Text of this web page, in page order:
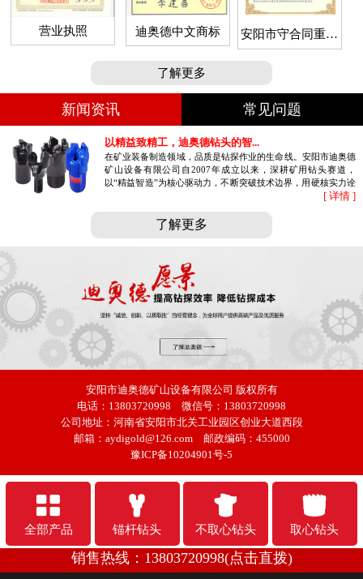
营业执照 迪奥德中文商标
安阳市守合同重信
用企业
了解更多
新闻资讯 常见问题
以精益致精工，迪奥德钻头的智...
在矿业装备制造领域，品质是钻探作业的生命线。安阳市迪奥德
矿山设备有限公司自2007年成立以来，深耕矿用钻头赛道，
以“精益智造”为核心驱动力，不断突破技术边界，用硬核实力诠
[ 详情 ]
了解更多
安阳市迪奥德矿山设备有限公司 版权所有
电话：13803720998 微信号：13803720998
公司地址：河南省安阳市北关工业园区创业大道西段
邮箱：aydigold@126.com 邮政编码：455000
豫ICP备10204901号-5
全部产品 锚杆钻头 不取心钻头 取心钻头
销售热线：13803720998(点击直拨)